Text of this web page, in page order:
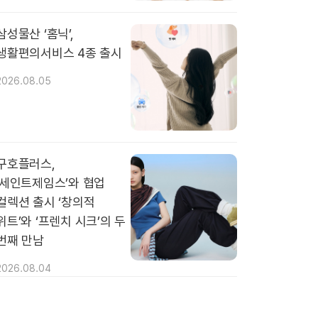
성물산 ‘홈닉’,
활편의서비스 4종 출시
호플러스,
인트제임스’와 협업
렉션 출시 ‘창의적
트’와 ‘프렌치 시크’의 두
째 만남